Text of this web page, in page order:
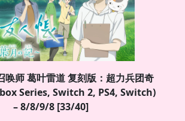
唤师 葛叶雷道 复刻版：超力兵团奇
Series, Switch 2, PS4, Switch)
– 8/8/9/8 [33/40]